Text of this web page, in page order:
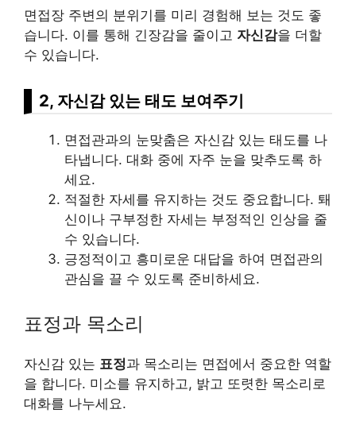
면접장 주변의 분위기를 미리 경험해 보는 것도 좋
습니다. 이를 통해 긴장감을 줄이고 자신감을 더할
수 있습니다.
2, 자신감 있는 태도 보여주기
면접관과의 눈맞춤은 자신감 있는 태도를 나
타냅니다. 대화 중에 자주 눈을 맞추도록 하
세요.
적절한 자세를 유지하는 것도 중요합니다. 퇘
신이나 구부정한 자세는 부정적인 인상을 줄
수 있습니다.
긍정적이고 흥미로운 대답을 하여 면접관의
관심을 끌 수 있도록 준비하세요.
표정과 목소리
자신감 있는 표정과 목소리는 면접에서 중요한 역할
을 합니다. 미소를 유지하고, 밝고 또렷한 목소리로
대화를 나누세요.